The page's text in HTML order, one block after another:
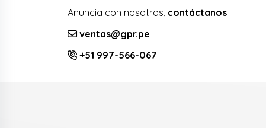
Anuncia con nosotros, contáctanos
ventas@gpr.pe
+51 997-566-067